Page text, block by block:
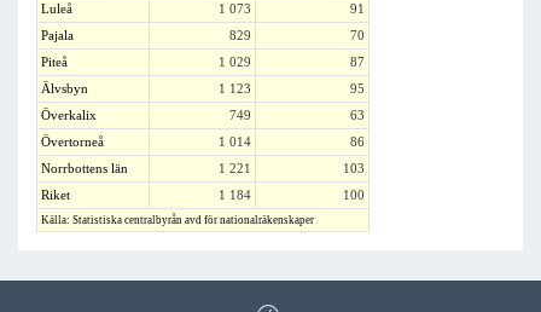
Luleå
1 073
91
Pajala
829
70
Piteå
1 029
87
Älvsbyn
1 123
95
Överkalix
749
63
Övertorneå
1 014
86
Norrbottens län
1 221
103
Riket
1 184 100
Källa: Statistiska centralbyrån avd för nationalräkenskaper